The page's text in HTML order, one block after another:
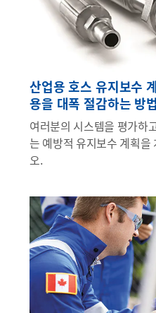
산업용 호스 유지보수
용을 대폭 절감하는 방법
여러분의 시스템을 평가하
는 예방적 유지보수 계획을
오.